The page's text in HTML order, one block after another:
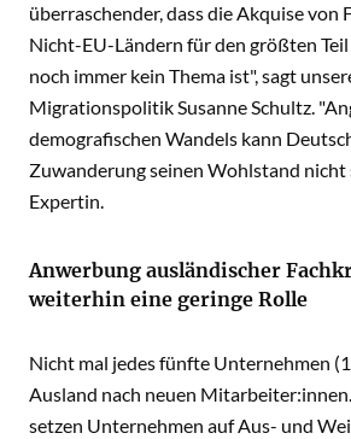
überraschender, dass die Akquise von
Nicht-EU-Ländern für den größten
noch immer kein Thema ist", sagt
Migrationspolitik Susanne Schultz.
demografischen Wandels kann
Zuwanderung seinen Wohlstand nicht
Expertin.
Anwerbung ausländischer
weiterhin eine geringe Rolle
Nicht mal jedes fünfte Unternehmen
Ausland nach neuen
setzen Unternehmen auf Aus- und